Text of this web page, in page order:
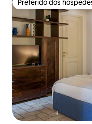
Preferido dos